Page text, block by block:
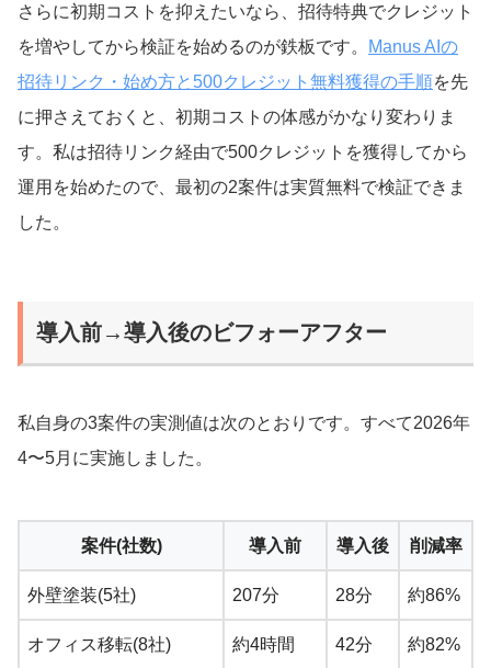
さらに初期コストを抑えたいなら、招待特典でクレジット
を増やしてから検証を始めるのが鉄板です。
Manus AIの
招待リンク・始め方と500クレジット無料獲得の手順を先
に押さえておくと、初期コストの体感がかなり変わりま
す。私は招待リンク経由で500クレジットを獲得してから
運用を始めたので、最初の2案件は実質無料で検証できま
した。
導入前→導入後のビフォーアフター
私自身の3案件の実測値は次のとおりです。すべて2026年
4〜5月に実施しました。
案件(社数) 導入前 導入後 削減率
外壁塗装(5社) 207分 28分 約86%
オフィス移転(8社) 約4時間 42分 約82%